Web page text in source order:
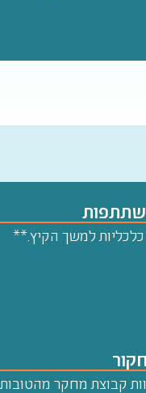
למשך הקיץ.**
קבוצת מחקר מהטובות